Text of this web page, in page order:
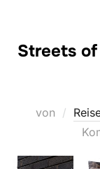
Streets
von